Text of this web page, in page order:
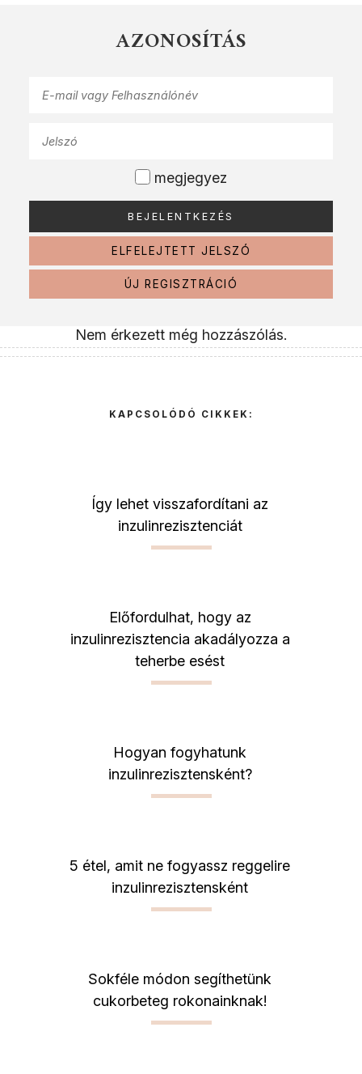
AZONOSÍTÁS
megjegyez
ELFELEJTETT JELSZÓ
ÚJ REGISZTRÁCIÓ
Nem érkezett még hozzászólás.
KAPCSOLÓDÓ CIKKEK:
Így lehet visszafordítani az
inzulinrezisztenciát
Előfordulhat, hogy az
inzulinrezisztencia akadályozza a
teherbe esést
Hogyan fogyhatunk
inzulinrezisztensként?
5 étel, amit ne fogyassz reggelire
inzulinrezisztensként
Sokféle módon segíthetünk
cukorbeteg rokonainknak!